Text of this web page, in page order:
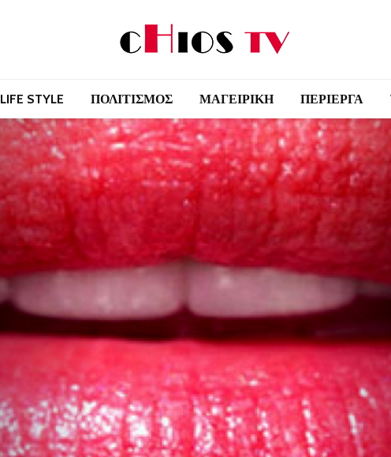
LIFE STYLE ΠΟΛΙΤΙΣΜΟΣ ΜΑΓΕΙΡΙΚΗ ΠΕΡΙΕΡΓΑ